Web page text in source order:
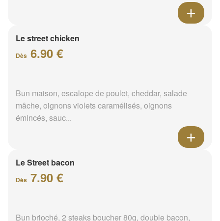
Le street chicken
Dès 6.90 €
Bun maison, escalope de poulet, cheddar, salade
mâche, oignons violets caramélisés, oignons
émincés, sauc...
Le Street bacon
Dès 7.90 €
Bun brioché, 2 steaks boucher 80g, double bacon,